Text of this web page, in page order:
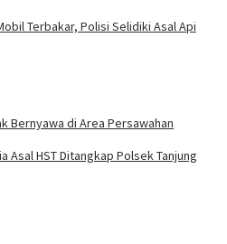
Terbakar, Polisi Selidiki Asal Api
Bernyawa di Area Persawahan
Asal HST Ditangkap Polsek Tanjung